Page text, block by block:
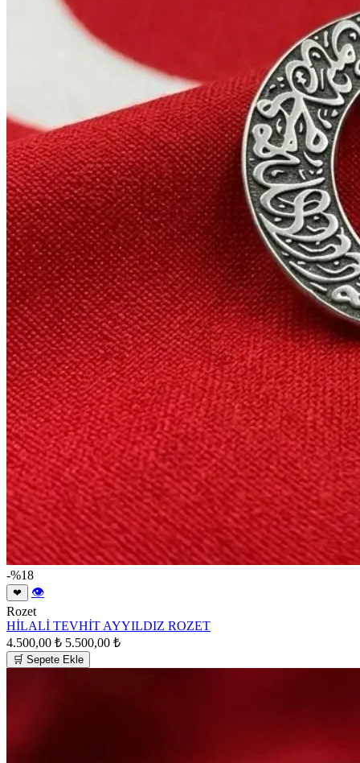
-%18
❤
👁
Rozet
HİLALİ TEVHİT AYYILDIZ ROZET
4.500,00 ₺ 5.500,00 ₺
🛒 Sepete Ekle